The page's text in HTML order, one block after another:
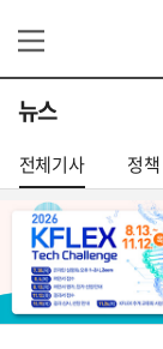
뉴스
전체기사 정책